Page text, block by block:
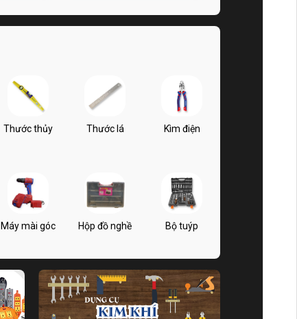
Thước thủy Thước lá Kìm điện
Máy mài góc Hộp đồ nghề Bộ tuýp